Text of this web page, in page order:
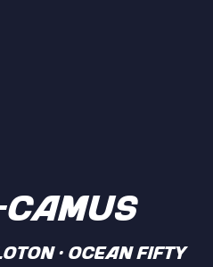
CAMUS
· Ocean Fifty